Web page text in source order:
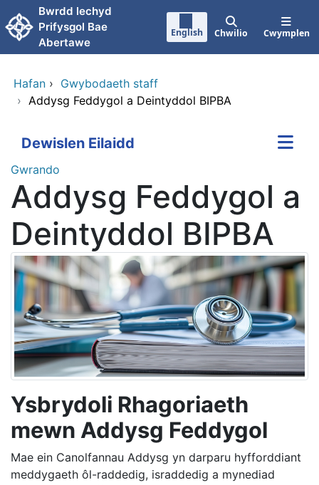
Neidio i'r prif gynnwy
Bwrdd lechyd
Prifysgol Bae
Abertawe
English Chwilio Cwymplen
Hafan › Gwybodaeth staff
› Addysg Feddygol a Deintyddol BIPBA
Dewislen Eilaidd
Gwrando
Addysg Feddygol a
Deintyddol BIPBA
Ysbrydoli Rhagoriaeth
mewn Addysg Feddygol
Mae ein Canolfannau Addysg yn darparu hyfforddiant
meddygaeth ôl-raddedig, israddedig a mynediad